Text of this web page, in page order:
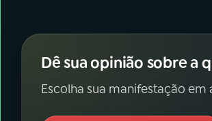
Dê sua opinião sobre a
Escolha sua manifestação em